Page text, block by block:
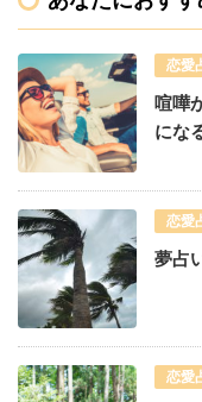
恋愛
喧嘩
にな
恋愛
夢占
恋愛